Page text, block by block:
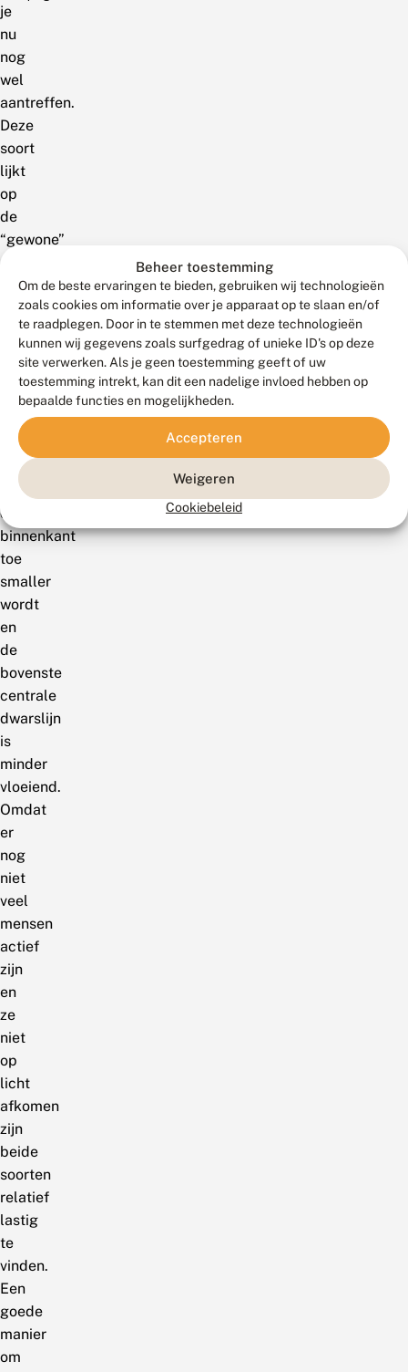
Beheer toestemming
Om de beste ervaringen te bieden, gebruiken wij technologieën
zoals cookies om informatie over je apparaat op te slaan en/of
te raadplegen. Door in te stemmen met deze technologieën
kunnen wij gegevens zoals surfgedrag of unieke ID's op deze
site verwerken. Als je geen toestemming geeft of uw
toestemming intrekt, kan dit een nadelige invloed hebben op
bepaalde functies en mogelijkheden.
Accepteren
Weigeren
Cookiebeleid
je
nu
nog
wel
aantreffen.
Deze
soort
lijkt
op
de
“gewone”
meidoornspanner
maar
mannetjes
hebben
vaak
een
contrasterende
middenband
die
naar
de
binnenkant
toe
smaller
wordt
en
de
bovenste
centrale
dwarslijn
is
minder
vloeiend.
Omdat
er
nog
niet
veel
mensen
actief
zijn
en
ze
niet
op
licht
afkomen
zijn
beide
soorten
relatief
lastig
te
vinden.
Een
goede
manier
om